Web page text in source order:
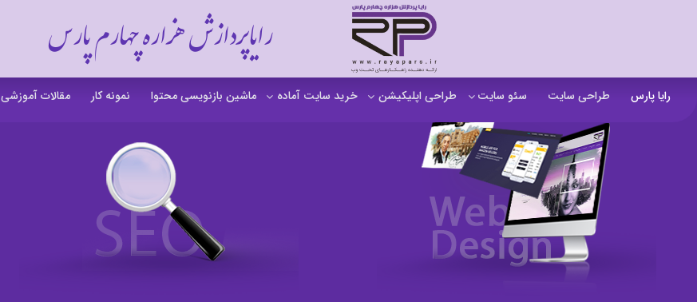
رایاپردازش هزاره چهارم پارس
رایا پارس طراحی سایت سئو سایت
سفارش تولید محتوا
آنالیز سایت
آموزش سئو در مشهد
سئو خارجی و ساخت بک لینک
طراحی اپلیکیشن
اپلیکیشن b2b
اپلیکیشن فروشگاهی
اپلیکیشن آموزشی
خرید سایت آماده ماشین بازنویسی محتوا نمونه کار مقالات آموزشی